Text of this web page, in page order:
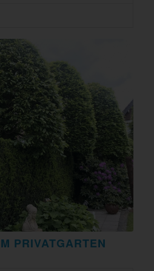
PRIVATGARTEN